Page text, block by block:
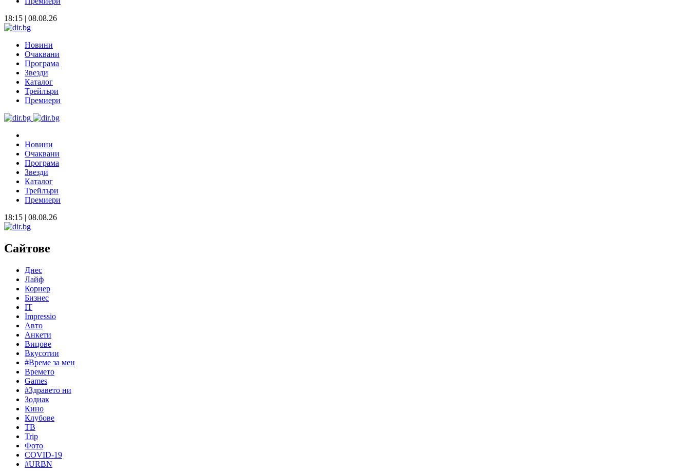
18:15 | 08.08.26
Новини
Очаквани
Програма
Звезди
Каталог
Трейлъри
Премиери
Новини
Очаквани
Програма
Звезди
Каталог
Трейлъри
Премиери
18:15 | 08.08.26
Сайтове
Днес
Лайф
Корнер
Бизнес
IT
Impressio
Авто
Анкети
Вицове
Вкусотии
#Време за мен
Времето
Games
#Здравето ни
Зодиак
Кино
Клубове
ТВ
Trip
Фото
COVID-19
#URBN